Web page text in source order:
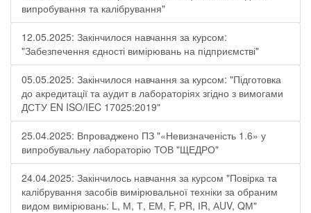
випробування та калібрування"
12.05.2025: Закінчилося навчання за курсом:
"Забезпечення єдності вимірювань на підприємстві"
05.05.2025: Закінчилося навчання за курсом: "Підготовка
до акредитації та аудит в лабораторіях згідно з вимогами
ДСТУ EN ISO/IEC 17025:2019"
25.04.2025: Впроваджено ПЗ "«Невизначеність 1.6» у
випробувальну лабораторію ТОВ "ЩЕДРО"
24.04.2025: Закінчилось навчання за курсом "Повірка та
калібрування засобів вимірювальної техніки за обраним
видом вимірювань: L, М, Т, ЕМ, F, РR, ІR, АUV, QМ"